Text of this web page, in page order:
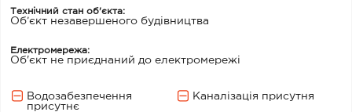
Технічний стан об'єкта:
Об’єкт незавершеного будівництва
Електромережа:
Об'єкт не приєднаний до електромережі
Водозабезпечення
присутнє
Каналізація присутня